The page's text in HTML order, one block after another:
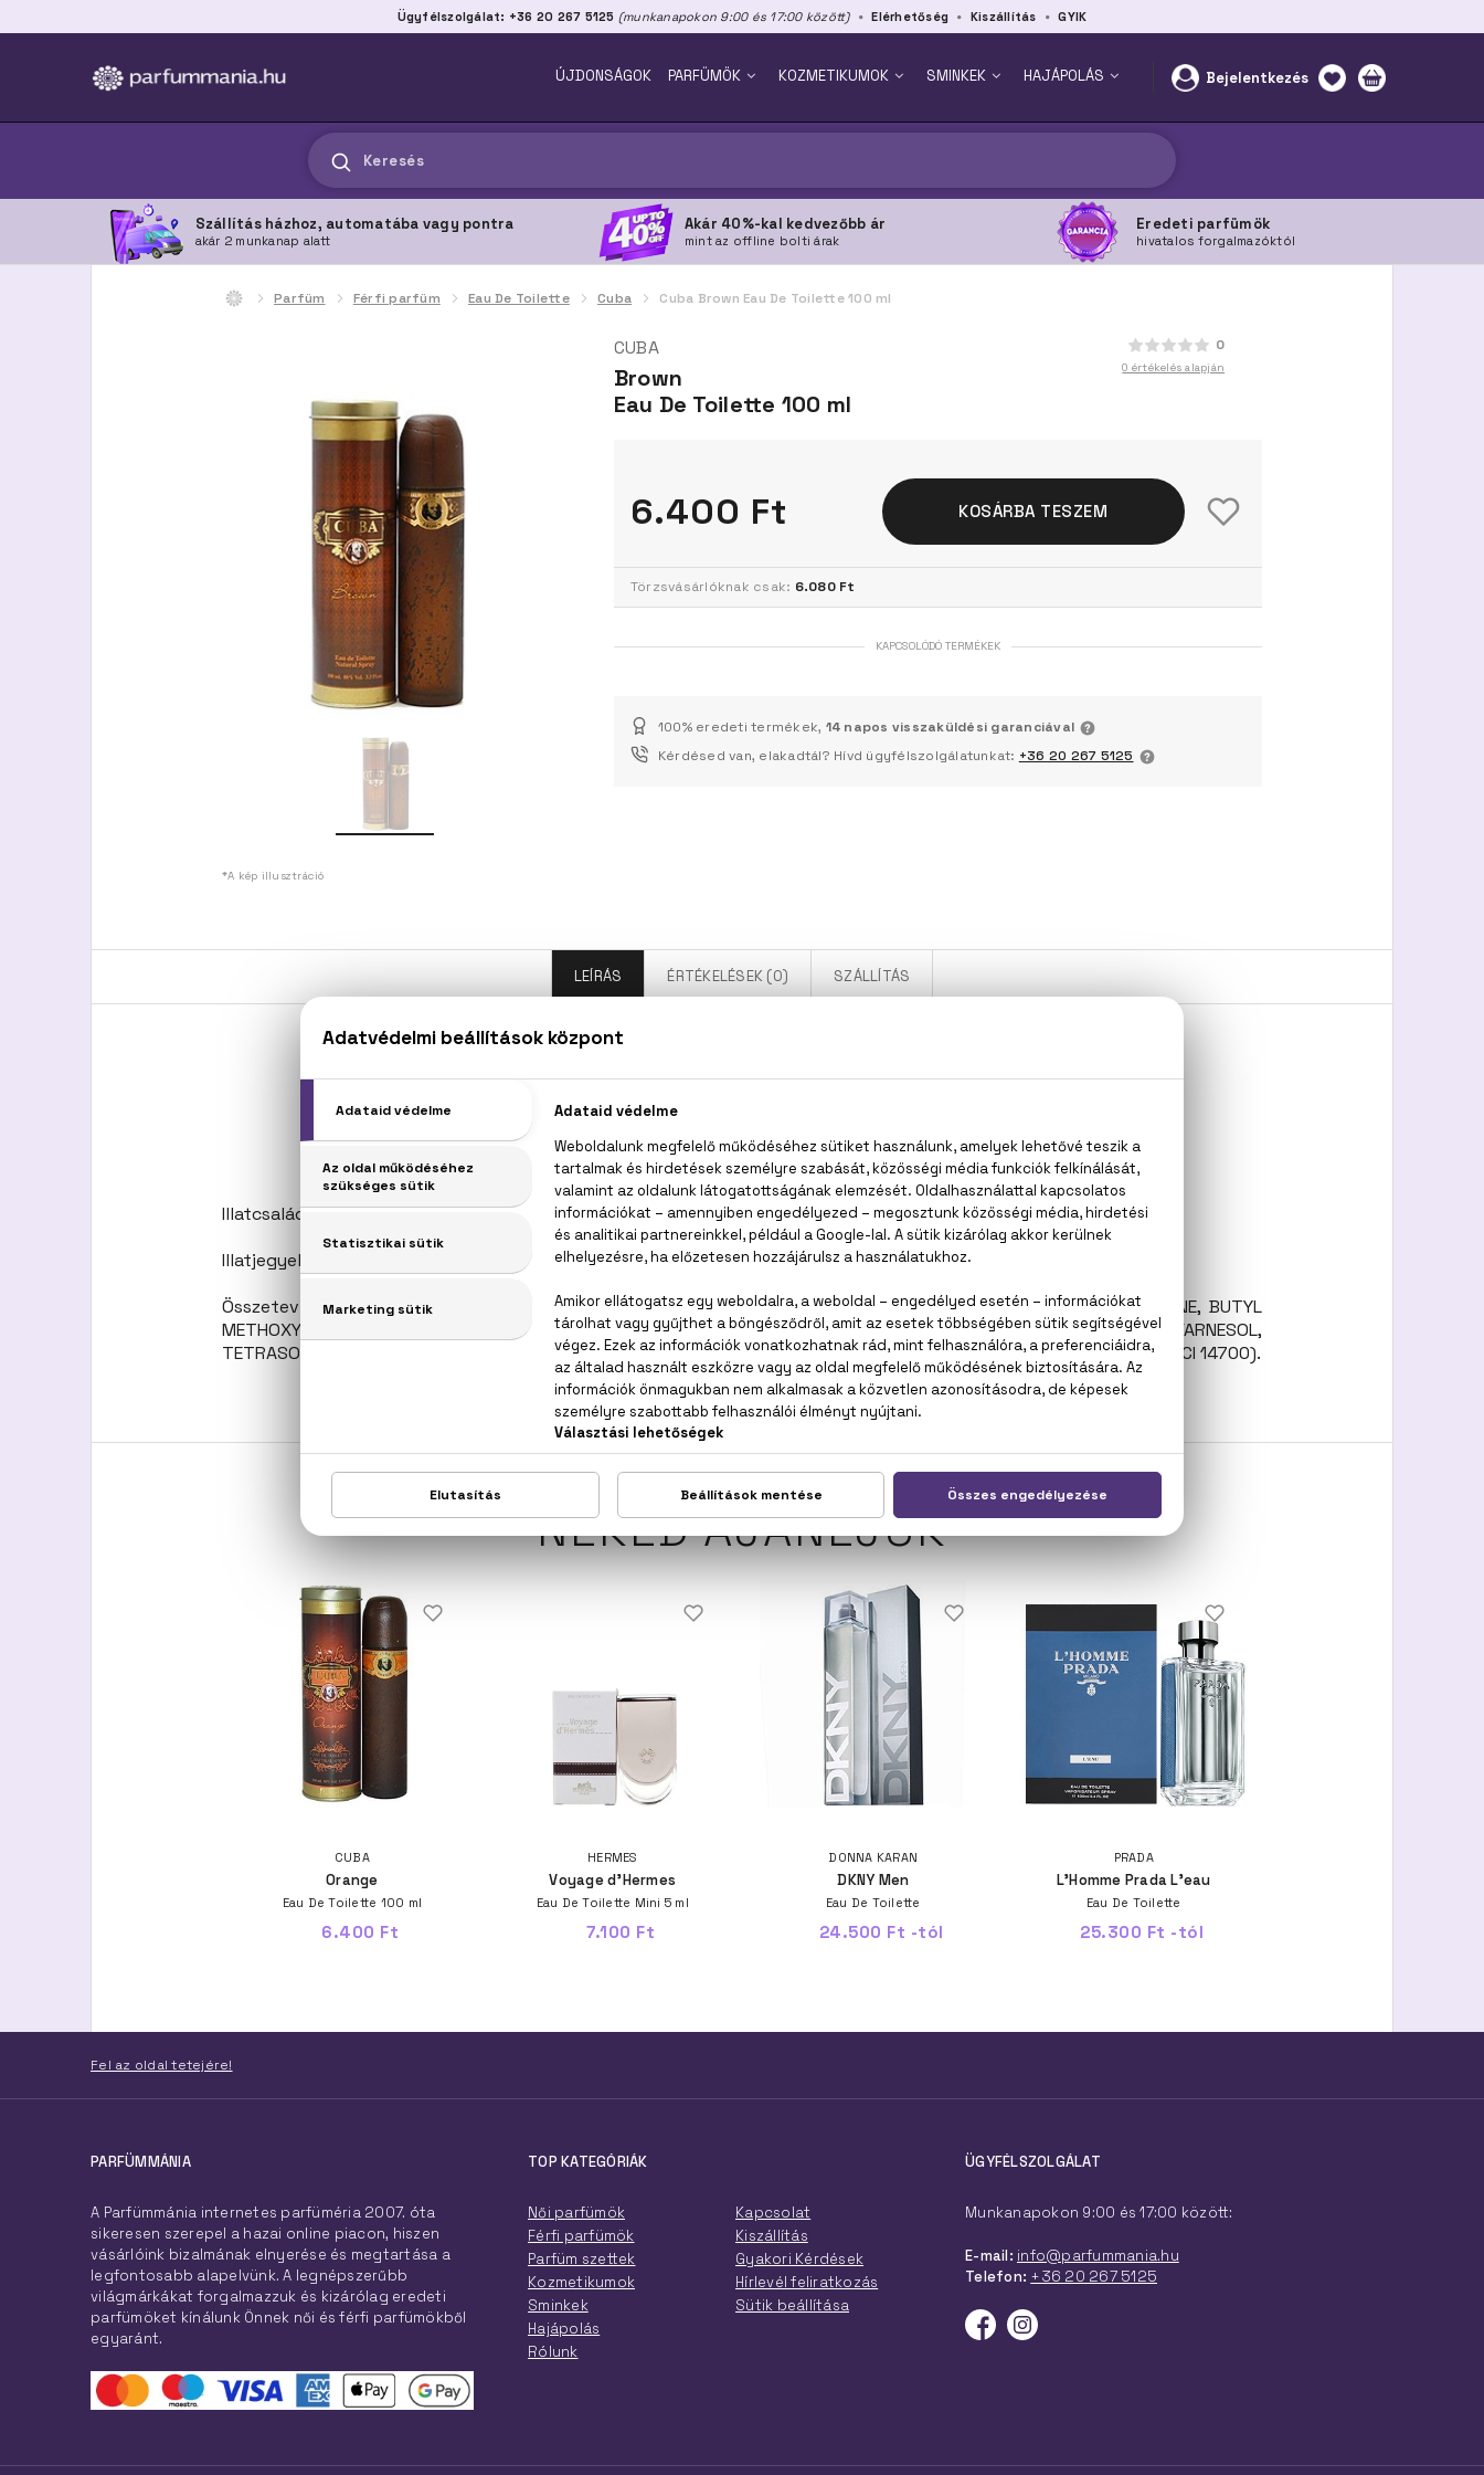
Ügyfélszolgálat: +36 20 267 5125 (munkanapokon 9:00 és 17:00 között) Elérhetőség Kiszállítás GYIK
ÚJDONSÁGOK PARFÜMÖK KOZMETIKUMOK SMINKEK HAJÁPOLÁS Bejelentkezés
Keresés
Szállítás házhoz, automatába vagy pontra
akár 2 munkanap alatt
Akár 40%-kal kedvezőbb ár
mint az offline bolti árak
Eredeti parfümök
hivatalos forgalmazóktól
Parfüm Férfi parfüm Eau De Toilette Cuba Cuba Brown Eau De Toilette 100 ml
*A kép illusztráció
0
0 értékelés alapján
CUBA
Brown
Eau De Toilette 100 ml
6.400 Ft KOSÁRBA TESZEM
Törzsvásárlóknak csak: 6.080 Ft
KAPCSOLÓDÓ TERMÉKEK
100% eredeti termékek, 14 napos visszaküldési garanciával
Kérdésed van, elakadtál? Hívd ügyfélszolgálatunkat: +36 20 267 5125
LEÍRÁS ÉRTÉKELÉSEK (0) SZÁLLÍTÁS
Illatcsalád: Fás-ciprusos
Illatjegyek: Bergamott, jázmin, fás jegyek, moha
Összetevők: ALCOHOL DENAT, AQUA (WATER), PARFUM, METHYL CYCLODEXTRIN, ETHYLHEXYL SALICYLATE, LIMONENE, BUTYL
METHOXYDIBENZOYLMETHANE, LINALOOL, CITRAL, ALCOHOL, TRIS (TETRAMETHYLHYDROXYPIPERIDINOL) CITRATE, FARNESOL,
TETRASODIUM GLUTAMATE DIACETATE, EXT. D&C VIOLET NO. 2 (CI 60730), FD&C BLUE NO. 1 (CI 42090), FD&C RED NO. 4 (CI 14700).
NEKED AJÁNLJUK
CUBA
Orange
Eau De Toilette 100 ml
6.400 Ft
HERMES
Voyage d'Hermes
Eau De Toilette Mini 5 ml
7.100 Ft
DONNA KARAN
DKNY Men
Eau De Toilette
24.500 Ft -tól
PRADA
L'Homme Prada L'eau
Eau De Toilette
25.300 Ft -tól
Fel az oldal tetejére!
PARFÜMMÁNIA
A Parfümmánia internetes parfüméria 2007. óta
sikeresen szerepel a hazai online piacon, hiszen
vásárlóink bizalmának elnyerése és megtartása a
legfontosabb alapelvünk. A legnépszerűbb
világmárkákat forgalmazzuk és kizárólag eredeti
parfümöket kínálunk Önnek női és férfi parfümökből
egyaránt.
TOP KATEGÓRIÁK
Női parfümök
Férfi parfümök
Parfüm szettek
Kozmetikumok
Sminkek
Hajápolás
Rólunk
Kapcsolat
Kiszállítás
Gyakori Kérdések
Hírlevél feliratkozás
Sütik beállítása
ÜGYFÉLSZOLGÁLAT
Munkanapokon 9:00 és 17:00 között:
E-mail: info@parfummania.hu
Telefon: +36 20 267 5125